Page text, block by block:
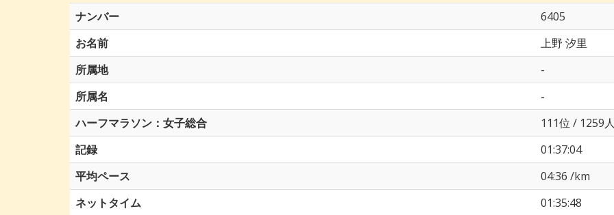
ナンバー
6405
お名前
上野 汐里
所属地
-
所属名
-
ハーフマラソン：女子総合
111位 / 1259
記録
01:37:04
平均ペース
04:36 /km
ネットタイム
01:35:48